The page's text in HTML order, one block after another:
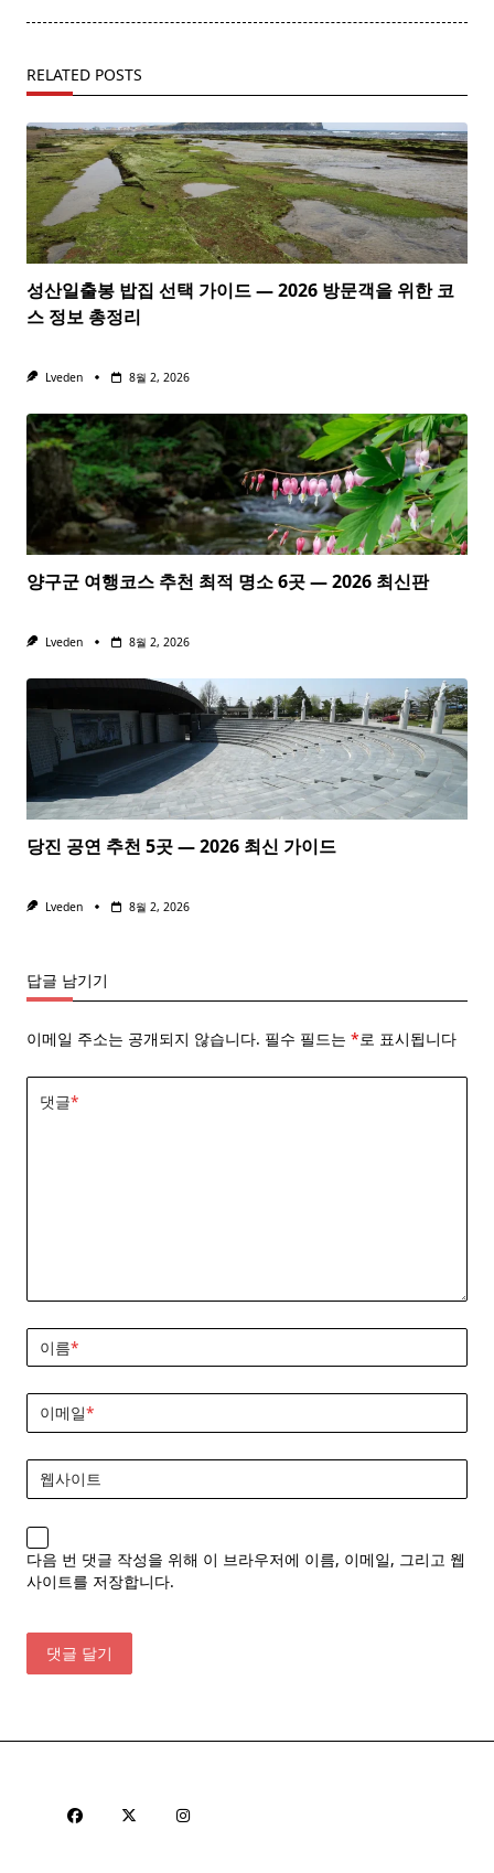
RELATED POSTS
성산일출봉 밥집 선택 가이드 — 2026 방문객을 위한 코
스 정보 총정리
Lveden 8월 2, 2026
양구군 여행코스 추천 최적 명소 6곳 — 2026 최신판
Lveden 8월 2, 2026
당진 공연 추천 5곳 — 2026 최신 가이드
Lveden 8월 2, 2026
답글 남기기
이메일 주소는 공개되지 않습니다. 필수 필드는 *로 표시됩니다
댓글*
이름*
이메일*
웹사이트
다음 번 댓글 작성을 위해 이 브라우저에 이름, 이메일, 그리고 웹
사이트를 저장합니다.